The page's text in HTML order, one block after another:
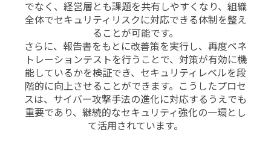
でなく、経営層とも課題を共有しやすくなり、組織
全体でセキュリティリスクに対応できる体制を整え
ることが可能です。
さらに、報告書をもとに改善策を実行し、再度ペネ
トレーションテストを行うことで、対策が有効に機
能しているかを検証でき、セキュリティレベルを段
階的に向上させることができます。こうしたプロセ
スは、サイバー攻撃手法の進化に対応するうえでも
重要であり、継続的なセキュリティ強化の一環とし
て活用されています。